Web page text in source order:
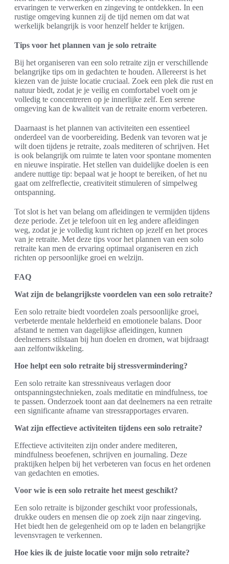
ervaringen te verwerken en zingeving te ontdekken. In een
rustige omgeving kunnen zij de tijd nemen om dat wat
werkelijk belangrijk is voor henzelf helder te krijgen.
Tips voor het plannen van je solo retraite
Bij het organiseren van een solo retraite zijn er verschillende
belangrijke tips om in gedachten te houden. Allereerst is het
kiezen van de juiste locatie cruciaal. Zoek een plek die rust en
natuur biedt, zodat je je veilig en comfortabel voelt om je
volledig te concentreren op je innerlijke zelf. Een serene
omgeving kan de kwaliteit van de retraite enorm verbeteren.
Daarnaast is het plannen van activiteiten een essentieel
onderdeel van de voorbereiding. Bedenk van tevoren wat je
wilt doen tijdens je retraite, zoals mediteren of schrijven. Het
is ook belangrijk om ruimte te laten voor spontane momenten
en nieuwe inspiratie. Het stellen van duidelijke doelen is een
andere nuttige tip: bepaal wat je hoopt te bereiken, of het nu
gaat om zelfreflectie, creativiteit stimuleren of simpelweg
ontspanning.
Tot slot is het van belang om afleidingen te vermijden tijdens
deze periode. Zet je telefoon uit en leg andere afleidingen
weg, zodat je je volledig kunt richten op jezelf en het proces
van je retraite. Met deze tips voor het plannen van een solo
retraite kan men de ervaring optimaal organiseren en zich
richten op persoonlijke groei en welzijn.
FAQ
Wat zijn de belangrijkste voordelen van een solo retraite?
Een solo retraite biedt voordelen zoals persoonlijke groei,
verbeterde mentale helderheid en emotionele balans. Door
afstand te nemen van dagelijkse afleidingen, kunnen
deelnemers stilstaan bij hun doelen en dromen, wat bijdraagt
aan zelfontwikkeling.
Hoe helpt een solo retraite bij stressvermindering?
Een solo retraite kan stressniveaus verlagen door
ontspanningstechnieken, zoals meditatie en mindfulness, toe
te passen. Onderzoek toont aan dat deelnemers na een retraite
een significante afname van stressrapportages ervaren.
Wat zijn effectieve activiteiten tijdens een solo retraite?
Effectieve activiteiten zijn onder andere mediteren,
mindfulness beoefenen, schrijven en journaling. Deze
praktijken helpen bij het verbeteren van focus en het ordenen
van gedachten en emoties.
Voor wie is een solo retraite het meest geschikt?
Een solo retraite is bijzonder geschikt voor professionals,
drukke ouders en mensen die op zoek zijn naar zingeving.
Het biedt hen de gelegenheid om op te laden en belangrijke
levensvragen te verkennen.
Hoe kies ik de juiste locatie voor mijn solo retraite?